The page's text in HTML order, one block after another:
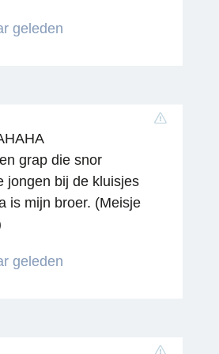
geleden
grap die snor
jongen bij de kluisjes
is mijn broer. (Meisje
geleden